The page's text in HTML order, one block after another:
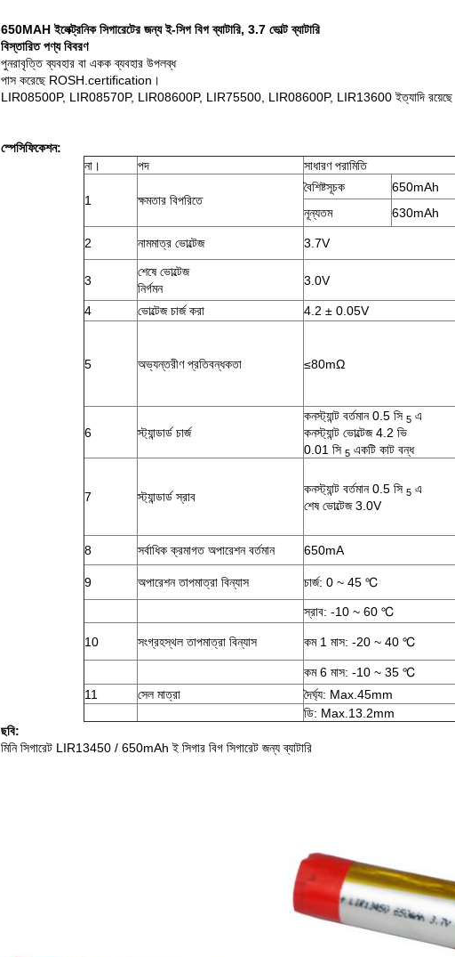
650MAH ইলেক্ট্রনিক সিগারেটের জন্য ই-সিগ বিগ ব্যাটারি, 3.7 ভোল্ট ব্যাটারি
বিস্তারিত পণ্য বিবরণ
পুনরাবৃত্তি ব্যবহার বা একক ব্যবহার উপলব্ধ
পাস করেছে ROSH.certification।
LIR08500P, LIR08570P, LIR08600P, LIR75500, LIR08600P, LIR13600 ইত্যাদি রয়েছে
স্পেসিফিকেশন:
না।
পদ সাধারণ পরামিতি
1 ক্ষমতার বিপরিতে
বৈশিষ্টসূচক 650mAh
নূন্যতম 630mAh
2 নামমাত্র ভোল্টেজ 3.7V
3
শেষে ভোল্টেজ
নির্গমন
3.0V
4 ভোল্টেজ চার্জ করা 4.2 ± 0.05V
5 অভ্যন্তরীণ প্রতিবন্ধকতা ≤80mΩ
6 স্ট্যান্ডার্ড চার্জ
কনস্ট্যান্ট বর্তমান 0.5 সি 5 এ
কনস্ট্যান্ট ভোল্টেজ 4.2 ভি
0.01 সি 5 একটি কাট বন্ধ
7 স্ট্যান্ডার্ড স্রাব
কনস্ট্যান্ট বর্তমান 0.5 সি 5 এ
শেষ ভোল্টেজ 3.0V
8 সর্বাধিক ক্রমাগত অপারেশন বর্তমান 650mA
9 অপারেশন তাপমাত্রা বিন্যাস চার্জ: 0 ~ 45 ℃
স্রাব: -10 ~ 60 ℃
10 সংগ্রহস্থল তাপমাত্রা বিন্যাস কম 1 মাস: -20 ~ 40 ℃
কম 6 মাস: -10 ~ 35 ℃
11
সেল মাত্রা দৈর্ঘ্য: Max.45mm
ডি: Max.13.2mm
ছবি:
মিনি সিগারেট LIR13450 / 650mAh ই সিগার বিগ সিগারেট জন্য ব্যাটারি